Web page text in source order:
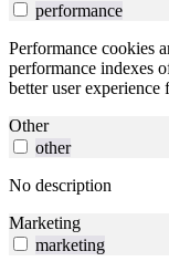
performance
Performance cookies
performance indexes
better user experience
Other
other
No description
Marketing
marketing